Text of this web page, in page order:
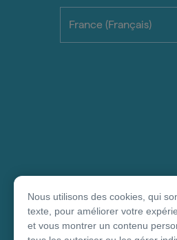
France (Français)
*Clause de non-responsabilité
services répertoriés,
se basent sur les prix
Nous utilisons des cookies, qui
texte, pour améliorer votre
et vous montrer un contenu